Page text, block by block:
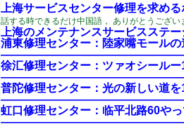
上海サービスセンター修理を求め
話する時できるだけ中国語， ありがとうござい
上海のメンテナンスサービスステ
浦東修理センター：陸家嘴モール
徐汇修理センター：ツァオシール
普陀修理センター：光の新しい道
虹口修理センター：临平北路60や